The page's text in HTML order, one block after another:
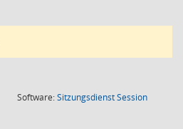
Software:SitzungsdienstSession(Wird in